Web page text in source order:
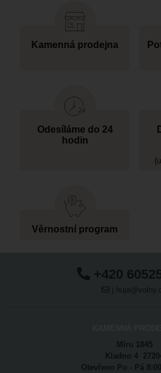
Kamenná prodejna
Odesíláme do 24
hodin
Věrnostní program
+420
Míru 1845
Kladno 4
Otevřeno Po - Pá